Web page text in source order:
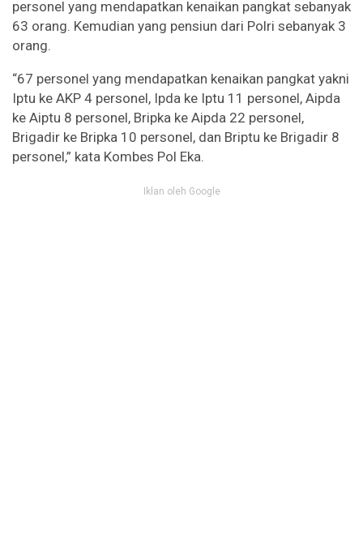
personel yang mendapatkan kenaikan pangkat sebanyak
63 orang. Kemudian yang pensiun dari Polri sebanyak 3
orang.
“67 personel yang mendapatkan kenaikan pangkat yakni
Iptu ke AKP 4 personel, Ipda ke Iptu 11 personel, Aipda
ke Aiptu 8 personel, Bripka ke Aipda 22 personel,
Brigadir ke Bripka 10 personel, dan Briptu ke Brigadir 8
personel,” kata Kombes Pol Eka.
Iklan oleh Google